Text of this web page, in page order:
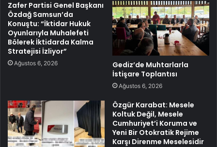
Zafer Partisi Genel Başkanı
Özdağ Samsun’da
Konuştu: “İktidar Hukuk
Oyunlarıyla Muhalefeti
Bölerek İktidarda Kalma
Stratejisi İzliyor”
Ağustos 6, 2026
Gediz’de Muhtarlarla
İstişare Toplantısı
Ağustos 6, 2026
Özgür Karabat: Mesele
Koltuk Değil, Mesele
Cumhuriyet’i Koruma ve
Yeni Bir Otokratik Rejime
Karşı Direnme Meselesidir